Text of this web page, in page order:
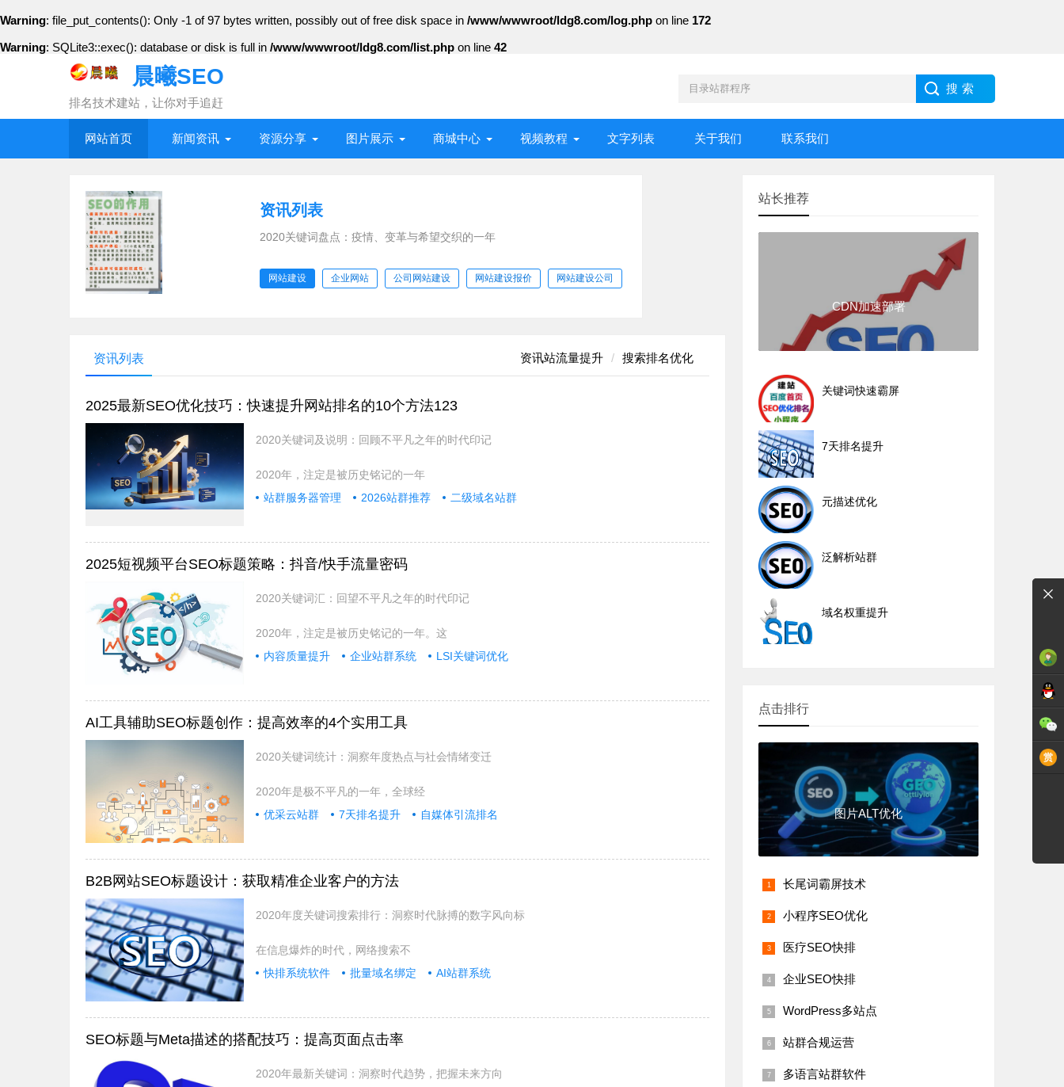
Warning: file_put_contents(): Only -1 of 97 bytes written, possibly out of free disk space in /www/wwwroot/ldg8.com/log.php on line 172
Warning: SQLite3::exec(): database or disk is full in /www/wwwroot/ldg8.com/list.php on line 42
晨曦SEO
排名技术建站，让你对手追赶
网站首页 新闻资讯 资源分享 图片展示 商城中心 视频教程 文字列表 关于我们 联系我们
资讯列表
2020关键词盘点：疫情、变革与希望交织的一年
2020年注定是载入史册的一年。这
网站建设 企业网站 公司网站建设 网站建设报价 网站建设公司
资讯站流量提升 搜索排名优化
资讯列表
2025最新SEO优化技巧：快速提升网站排名的10个方法123
2020关键词及说明：回顾不平凡之年的时代印记
2020年，注定是被历史铭记的一年
站群服务器管理
2026站群推荐 二级域名站群
2025短视频平台SEO标题策略：抖音/快手流量密码
2020关键词汇：回望不平凡之年的时代印记
2020年，注定是被历史铭记的一年。这
内容质量提升
企业站群系统 LSI关键词优化
AI工具辅助SEO标题创作：提高效率的4个实用工具
2020关键词统计：洞察年度热点与社会情绪变迁
2020年是极不平凡的一年，全球经
优采云站群
7天排名提升 自媒体引流排名
B2B网站SEO标题设计：获取精准企业客户的方法
2020年度关键词搜索排行：洞察时代脉搏的数字风向标
在信息爆炸的时代，网络搜索不
快排系统软件
批量域名绑定 AI站群系统
SEO标题与Meta描述的搭配技巧：提高页面点击率
2020年最新关键词：洞察时代趋势，把握未来方向
站长推荐
CDN加速部署
关键词快速霸屏
7天排名提升
元描述优化
泛解析站群
域名权重提升
点击排行
图片ALT优化
长尾词霸屏技术
小程序SEO优化
医疗SEO快排
企业SEO快排
WordPress多站点
站群合规运营
多语言站群软件